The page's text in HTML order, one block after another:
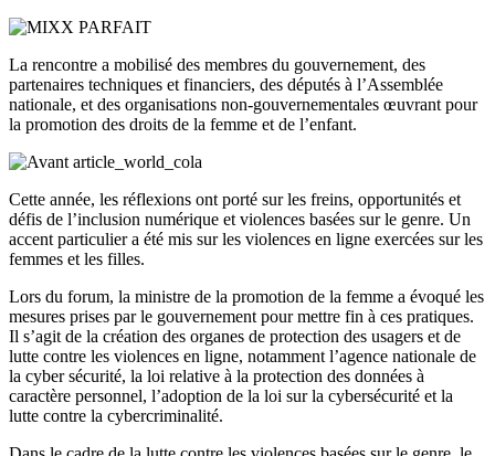
La rencontre a mobilisé des membres du gouvernement, des
partenaires techniques et financiers, des députés à l’Assemblée
nationale, et des organisations non-gouvernementales œuvrant pour
la promotion des droits de la femme et de l’enfant.
Cette année, les réflexions ont porté sur les freins, opportunités et
défis de l’inclusion numérique et violences basées sur le genre. Un
accent particulier a été mis sur les violences en ligne exercées sur les
femmes et les filles.
Lors du forum, la ministre de la promotion de la femme a évoqué les
mesures prises par le gouvernement pour mettre fin à ces pratiques.
Il s’agit de la création des organes de protection des usagers et de
lutte contre les violences en ligne, notamment l’agence nationale de
la cyber sécurité, la loi relative à la protection des données à
caractère personnel, l’adoption de la loi sur la cybersécurité et la
lutte contre la cybercriminalité.